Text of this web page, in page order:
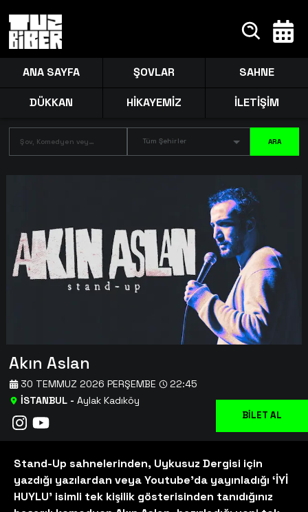
ANA SAYFA ŞOVLAR SAHNE
DÜKKAN HİKAYEMİZ İLETİŞİM
Tüm Şehirler ARA
Akın Aslan
İSTANBUL- Aylak Kadıköy
30 TEMMUZ 2026 PERŞEMBE 22:45
BİLET AL
Stand-Up sahnelerinden, Uykusuz Dergisi için
yazdığı yazılardan veya Youtube’da yayınladığı ‘İYİ
HUYLU’ isimli tek kişilik gösterisinden tanıdığınız